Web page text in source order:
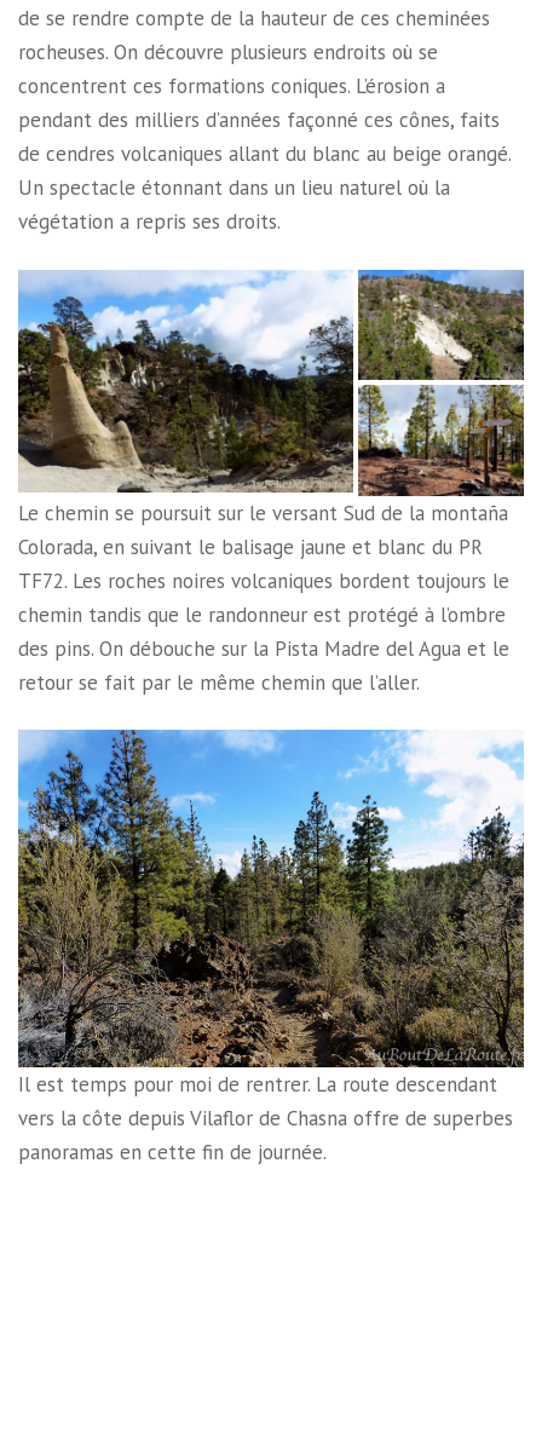
de se rendre compte de la hauteur de ces cheminées
rocheuses. On découvre plusieurs endroits où se
concentrent ces formations coniques. L’érosion a
pendant des milliers d’années façonné ces cônes, faits
de cendres volcaniques allant du blanc au beige orangé.
Un spectacle étonnant dans un lieu naturel où la
végétation a repris ses droits.
Le chemin se poursuit sur le versant Sud de la montaña
Colorada, en suivant le balisage jaune et blanc du PR
TF72. Les roches noires volcaniques bordent toujours le
chemin tandis que le randonneur est protégé à l’ombre
des pins. On débouche sur la Pista Madre del Agua et le
retour se fait par le même chemin que l’aller.
Il est temps pour moi de rentrer. La route descendant
vers la côte depuis Vilaflor de Chasna offre de superbes
panoramas en cette fin de journée.